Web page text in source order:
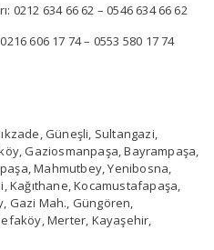
0212 634 66 62 – 0546 634 66 62
606 17 74 – 0553 580 17 74
Güneşli, Sultangazi,
Gaziosmanpaşa, Bayrampaşa,
Mahmutbey, Yenibosna,
Kağıthane, Kocamustafapaşa,
Gazi Mah., Güngören,
Merter, Kayaşehir,